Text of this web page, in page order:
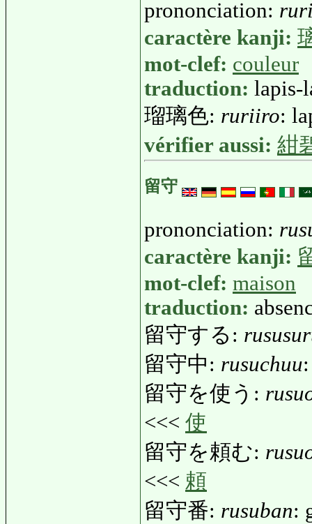
prononciation:
caractère kanji:
mot-clef: couleur
traduction: lapis-
瑠璃色: ruriiro:
vérifier aussi: 紺
留守
prononciation:
caractère kanji:
mot-clef: maison
traduction:
留守する:
留守中: rusuchuu
留守を使う:
<<< 使
留守を頼む:
<<< 頼
留守番: rusuban: